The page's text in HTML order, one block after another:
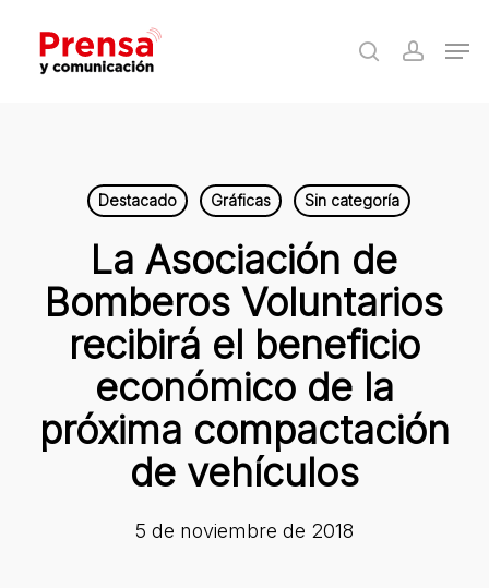
main
search
Destacado Gráficas Sin categoría
La Asociación de
Bomberos Voluntarios
recibirá el beneficio
económico de la
próxima compactación
de vehículos
5 de noviembre de 2018